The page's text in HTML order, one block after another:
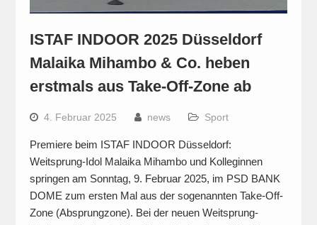
ISTAF INDOOR 2025 Düsseldorf
Malaika Mihambo & Co. heben
erstmals aus Take-Off-Zone ab
4. Februar 2025 news Sport
Premiere beim ISTAF INDOOR Düsseldorf:
Weitsprung-Idol Malaika Mihambo und Kolleginnen
springen am Sonntag, 9. Februar 2025, im PSD BANK
DOME zum ersten Mal aus der sogenannten Take-Off-
Zone (Absprungzone). Bei der neuen Weitsprung-